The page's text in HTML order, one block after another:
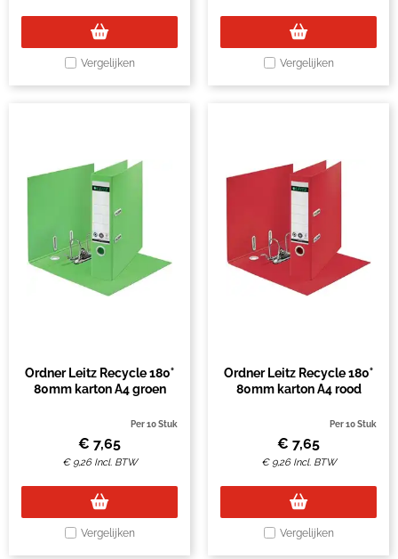
Vergelijken Vergelijken
Ordner Leitz Recycle 180°
80mm karton A4 groen
Per 10 Stuk
€ 7,65
€ 9,26 Incl. BTW
Vergelijken
Ordner Leitz Recycle 180°
80mm karton A4 rood
Per 10 Stuk
€ 7,65
€ 9,26 Incl. BTW
Vergelijken